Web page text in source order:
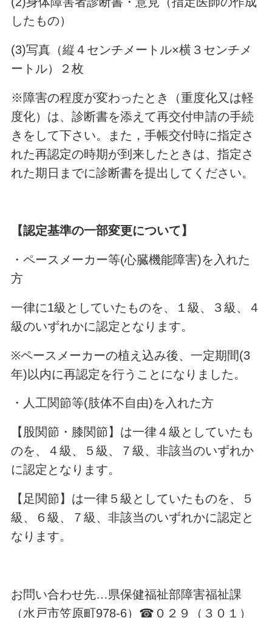
したもの）
(3)写真（縦４センチメートル×横３センチメ
ートル）２枚
※障害の程度が変わったとき（重度化又は軽
度化）は、診断書を添えて再交付申請の手続
きをして下さい。また，手帳交付時に指定さ
れた再認定の時期が到来したときは、指定さ
れた期日までに診断書を提出してください。
【認定基準の一部変更について】
・ペースメーカー等(心臓機能障害)を入れた
方
一律に1級としていたものを、１級、３級、４
級のいずれかに認定となります。
※ペースメーカーの植え込み後、一定期間(3
年)以内に再認定を行うことになりました。
・人工関節等(肢体不自由)を入れた方
【股関節・膝関節】は一律４級としていたも
のを、４級、５級、７級、非該当のいずれか
に認定となります。
【足関節】は一律５級としていたものを、５
級、６級、７級、非該当のいずれかに認定と
なります。
お問い合わせ先…県保健福祉部障害福祉課
（水戸市笠原町978-6） ☎ ０２９（３０１）